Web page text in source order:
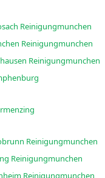
Erfahrene Haushaltshilfe Moosach Reinigungmunchen
Erfahrene Haushaltshilfe München Reinigungmunchen
Erfahrene Haushaltshilfe Neuhausen Reinigungmunchen
Erfahrene Haushaltshilfe Ottobrunn Reinigungmunchen
Erfahrene Haushaltshilfe Pasing Reinigungmunchen
Erfahrene Haushaltshilfe Puchheim Reinigungmunchen